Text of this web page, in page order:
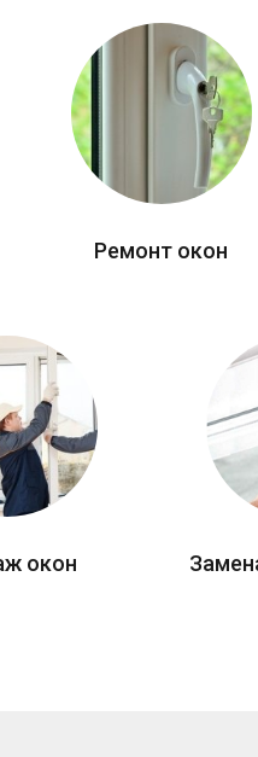
Ремонт окон
окон